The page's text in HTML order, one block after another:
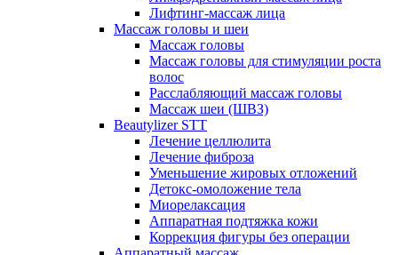
Лифтинг-массаж лица
Массаж головы и шеи
Массаж головы
Массаж головы для стимуляции роста
волос
Расслабляющий массаж головы
Массаж шеи (ШВЗ)
Beautylizer STT
Лечение целлюлита
Лечение фиброза
Уменьшение жировых отложений
Детокс-омоложение тела
Миорелаксация
Аппаратная подтяжка кожи
Коррекция фигуры без операции